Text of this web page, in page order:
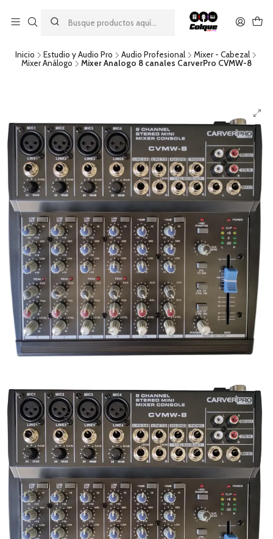
descuento por pago con transferencia bancaria
por una compra mínima de $49.990. Este descuento no es
acumulable a otras promociones ni aplicable a gastos de envío.
Inicio Estudio y Audio Pro Audio Profesional
Mixer - Cabezal
Mixer Análogo
Mixer Analogo 8 canales CarverPro CVMW-8